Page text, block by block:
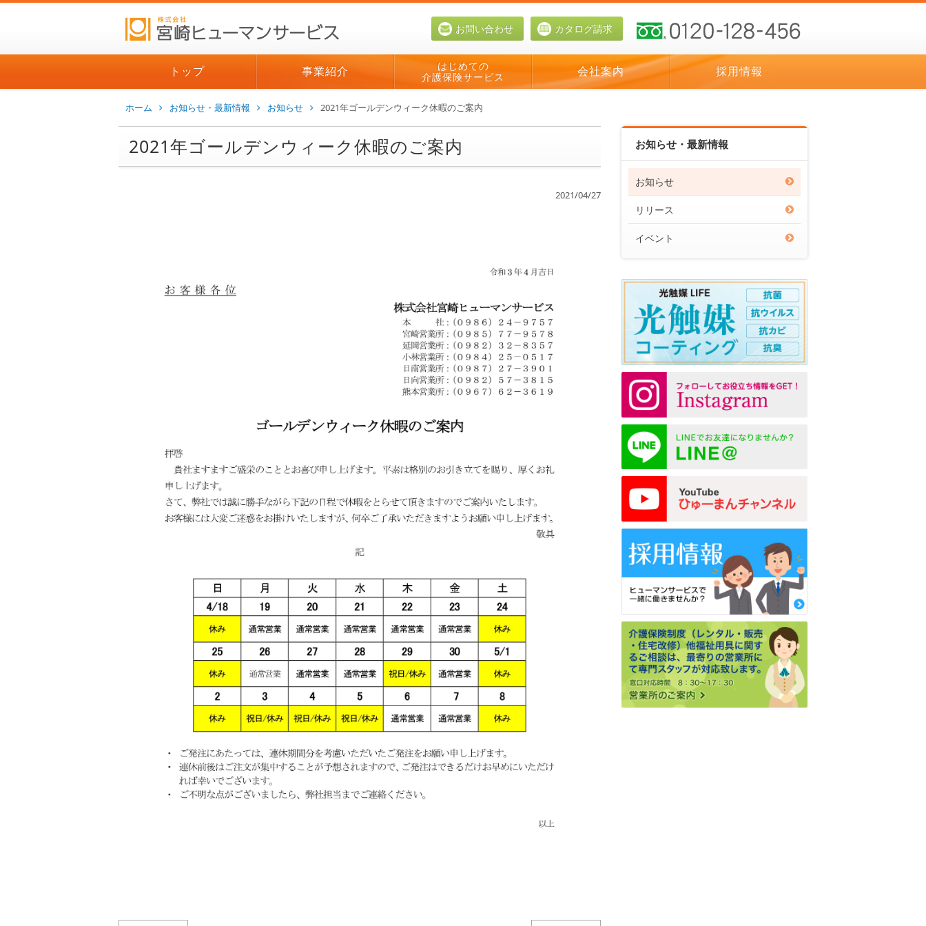
お問い合わせ カタログ請求
トップ 事業紹介
はじめての
介護保険サービス
会社案内 採用情報
ホーム お知らせ・最新情報 お知らせ 2021年ゴールデンウィーク休暇のご案内
2021年ゴールデンウィーク休暇のご案内
2021/04/27
お知らせ・最新情報
お知らせ
リリース
イベント